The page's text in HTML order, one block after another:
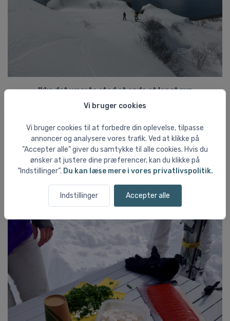
Vi bruger cookies
Vi bruger cookies til at forbedre din oplevelse, tilpasse
annoncer og analysere vores trafik. Ved at klikke på
”Accepter alle” giver du samtykke til alle cookies. Hvis du
ønsker at justere dine præferencer, kan du klikke på
”Indstillinger”. Du kan læse mere i vores privatlivspolitik.
Indstillinger Accepter alle
Ikke det værste sted at ende et langt run
De første 2 dage var super, selvom vi nok alle havde forventet
bestemme. I stedet for pulversne, var sneen blevet til firnsne.
Det vil sige sne, hvis struktur er blevet mere kompakt og hårdt.
Dog var vi så fyldt med begejstring og glæde, for det hele var så
enestående og smukt, at det ikke betød særlig meget… I hvert
fald ikke i starten af turen.